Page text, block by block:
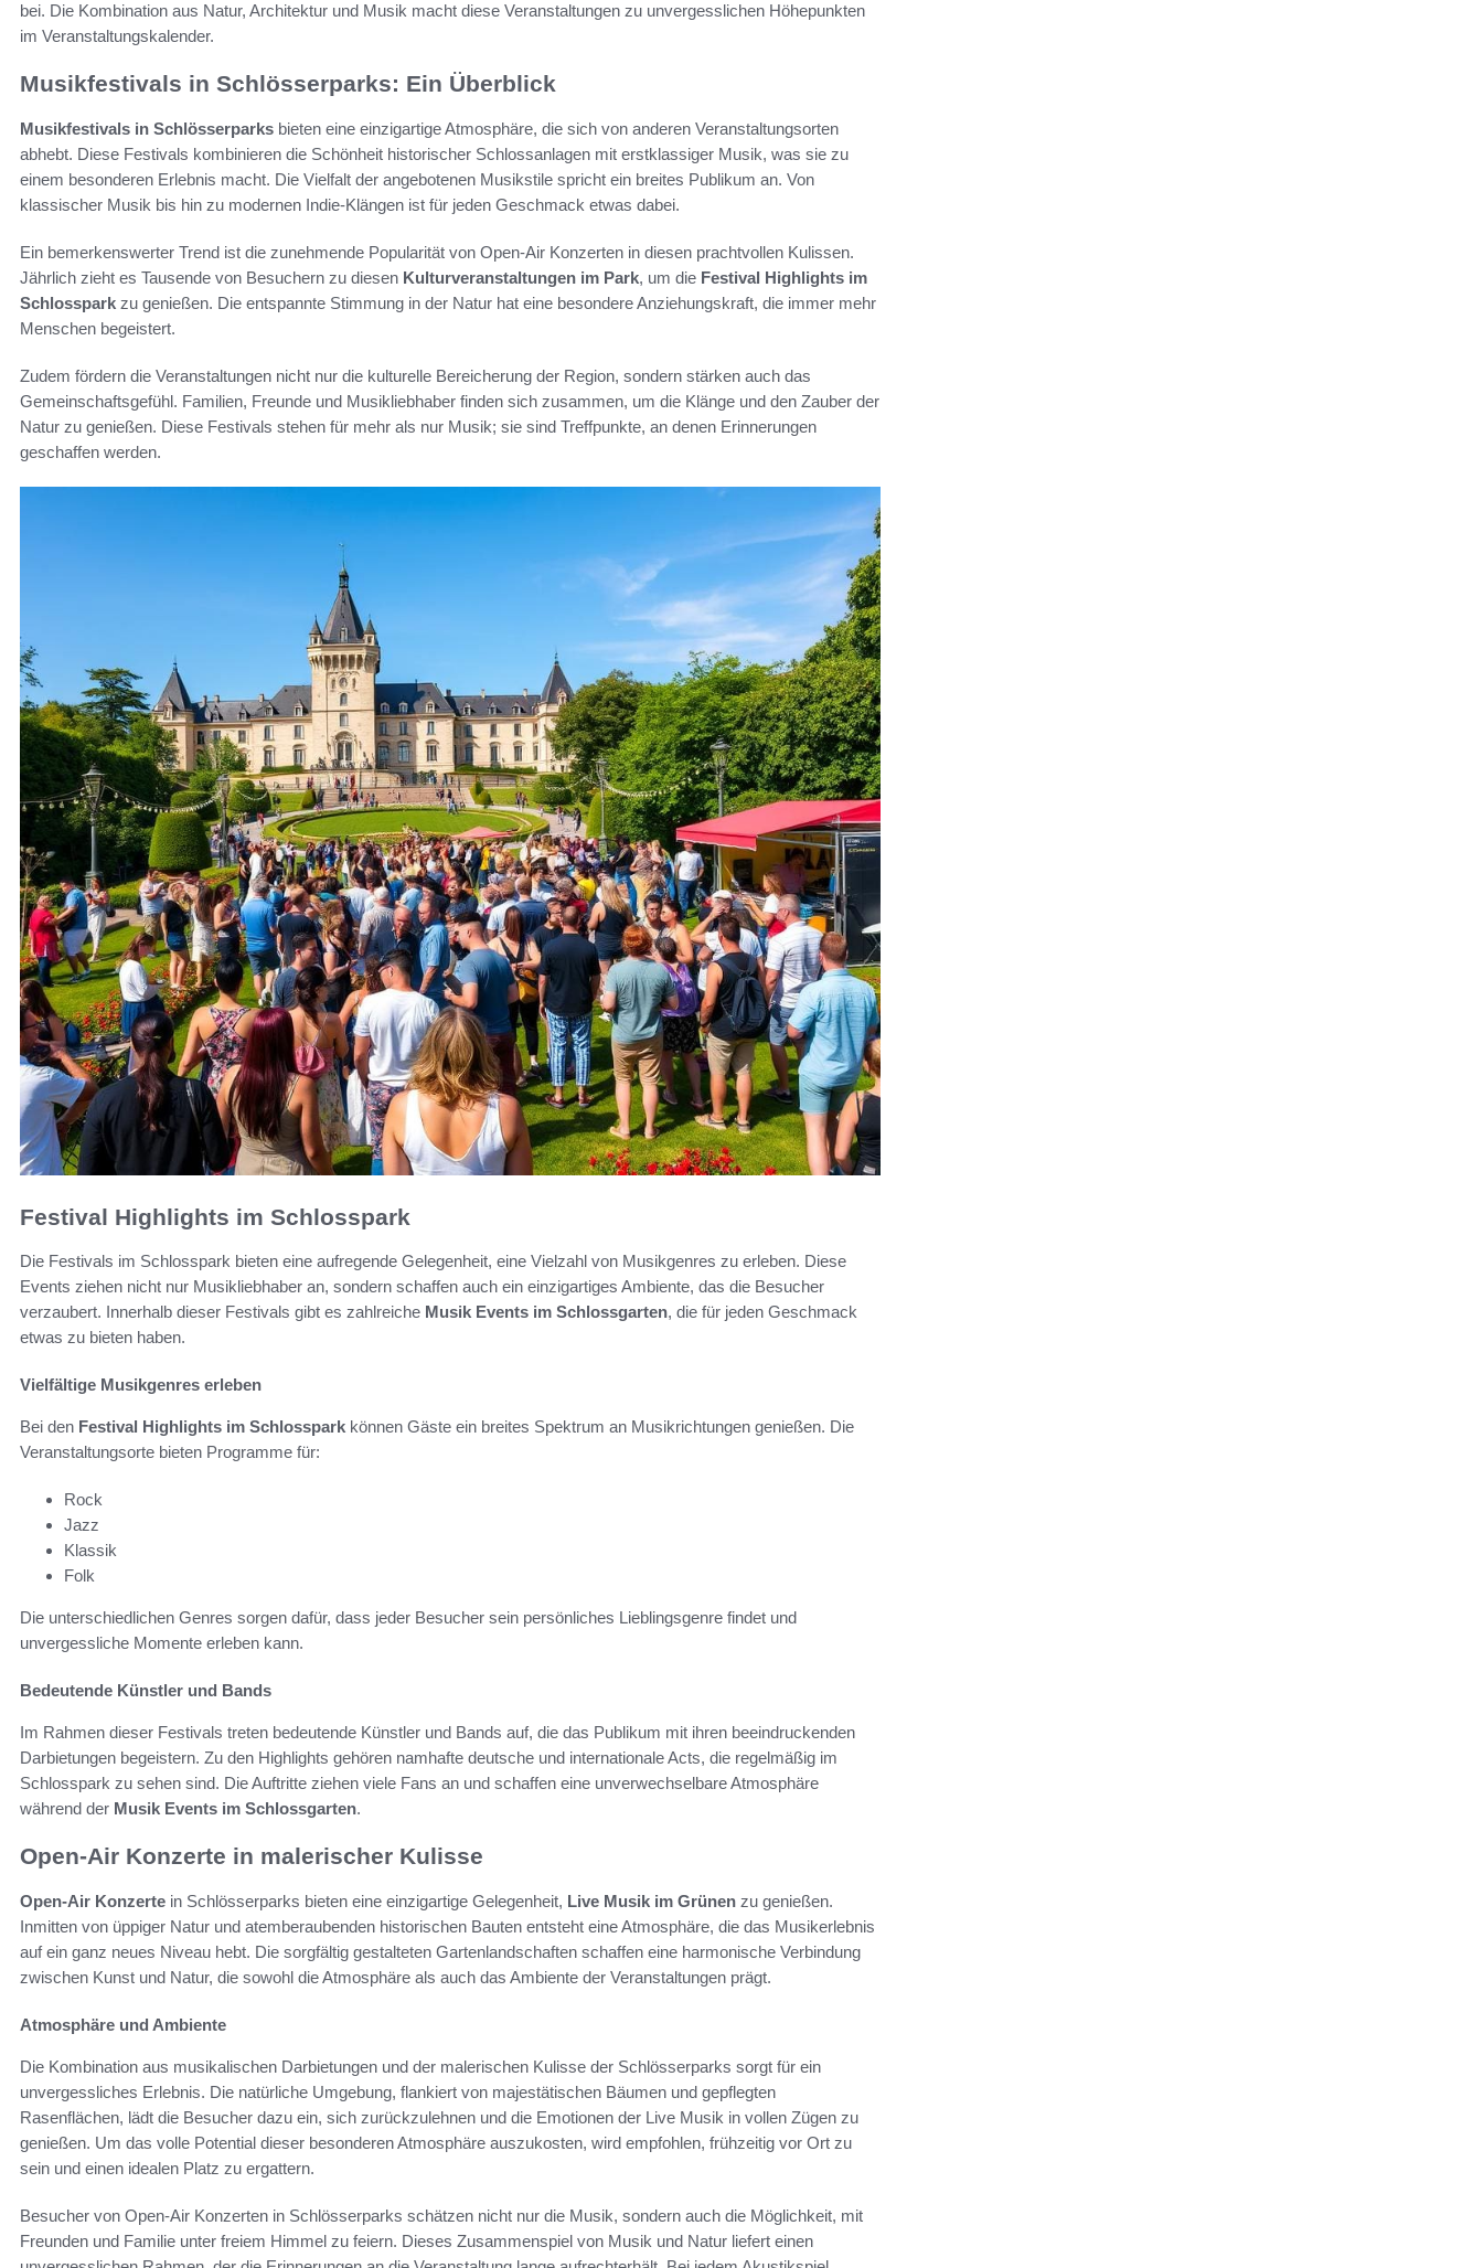
bei. Die Kombination aus Natur, Architektur und Musik macht diese Veranstaltungen zu unvergesslichen Höhepunkten
im Veranstaltungskalender.
Musikfestivals in Schlösserparks: Ein Überblick
Musikfestivals in Schlösserparks bieten eine einzigartige Atmosphäre, die sich von anderen Veranstaltungsorten
abhebt. Diese Festivals kombinieren die Schönheit historischer Schlossanlagen mit erstklassiger Musik, was sie zu
einem besonderen Erlebnis macht. Die Vielfalt der angebotenen Musikstile spricht ein breites Publikum an. Von
klassischer Musik bis hin zu modernen Indie-Klängen ist für jeden Geschmack etwas dabei.
Ein bemerkenswerter Trend ist die zunehmende Popularität von Open-Air Konzerten in diesen prachtvollen Kulissen.
Jährlich zieht es Tausende von Besuchern zu diesen Kulturveranstaltungen im Park, um die Festival Highlights im
Schlosspark zu genießen. Die entspannte Stimmung in der Natur hat eine besondere Anziehungskraft, die immer mehr
Menschen begeistert.
Zudem fördern die Veranstaltungen nicht nur die kulturelle Bereicherung der Region, sondern stärken auch das
Gemeinschaftsgefühl. Familien, Freunde und Musikliebhaber finden sich zusammen, um die Klänge und den Zauber der
Natur zu genießen. Diese Festivals stehen für mehr als nur Musik; sie sind Treffpunkte, an denen Erinnerungen
geschaffen werden.
Festival Highlights im Schlosspark
Die Festivals im Schlosspark bieten eine aufregende Gelegenheit, eine Vielzahl von Musikgenres zu erleben. Diese
Events ziehen nicht nur Musikliebhaber an, sondern schaffen auch ein einzigartiges Ambiente, das die Besucher
verzaubert. Innerhalb dieser Festivals gibt es zahlreiche Musik Events im Schlossgarten, die für jeden Geschmack
etwas zu bieten haben.
Vielfältige Musikgenres erleben
Bei den Festival Highlights im Schlosspark können Gäste ein breites Spektrum an Musikrichtungen genießen. Die
Veranstaltungsorte bieten Programme für:
Rock
Jazz
Klassik
Folk
Die unterschiedlichen Genres sorgen dafür, dass jeder Besucher sein persönliches Lieblingsgenre findet und
unvergessliche Momente erleben kann.
Bedeutende Künstler und Bands
Im Rahmen dieser Festivals treten bedeutende Künstler und Bands auf, die das Publikum mit ihren beeindruckenden
Darbietungen begeistern. Zu den Highlights gehören namhafte deutsche und internationale Acts, die regelmäßig im
Schlosspark zu sehen sind. Die Auftritte ziehen viele Fans an und schaffen eine unverwechselbare Atmosphäre
während der Musik Events im Schlossgarten.
Open-Air Konzerte in malerischer Kulisse
Open-Air Konzerte in Schlösserparks bieten eine einzigartige Gelegenheit, Live Musik im Grünen zu genießen.
Inmitten von üppiger Natur und atemberaubenden historischen Bauten entsteht eine Atmosphäre, die das Musikerlebnis
auf ein ganz neues Niveau hebt. Die sorgfältig gestalteten Gartenlandschaften schaffen eine harmonische Verbindung
zwischen Kunst und Natur, die sowohl die Atmosphäre als auch das Ambiente der Veranstaltungen prägt.
Atmosphäre und Ambiente
Die Kombination aus musikalischen Darbietungen und der malerischen Kulisse der Schlösserparks sorgt für ein
unvergessliches Erlebnis. Die natürliche Umgebung, flankiert von majestätischen Bäumen und gepflegten
Rasenflächen, lädt die Besucher dazu ein, sich zurückzulehnen und die Emotionen der Live Musik in vollen Zügen zu
genießen. Um das volle Potential dieser besonderen Atmosphäre auszukosten, wird empfohlen, frühzeitig vor Ort zu
sein und einen idealen Platz zu ergattern.
Besucher von Open-Air Konzerten in Schlösserparks schätzen nicht nur die Musik, sondern auch die Möglichkeit, mit
Freunden und Familie unter freiem Himmel zu feiern. Dieses Zusammenspiel von Musik und Natur liefert einen